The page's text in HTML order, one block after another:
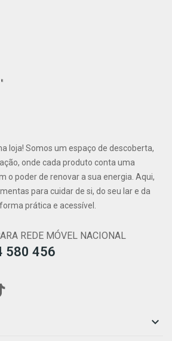
loja! Somos um espaço de descoberta,
onde cada produto conta uma
o poder de renovar a sua energia. Aqui,
para cuidar de si, do seu lar e da
prática e acessível.
REDE MÓVEL NACIONAL
580 456
